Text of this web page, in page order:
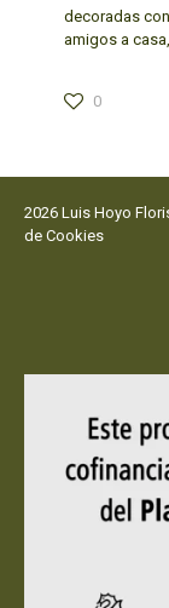
decoradas
amigos a
0
2026 Luis Hoyo
de Cookies